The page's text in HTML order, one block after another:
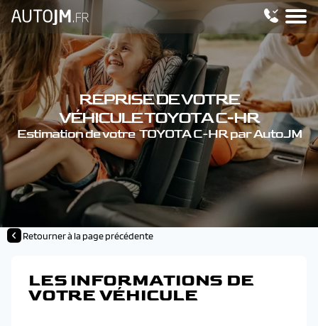
REPRISE DE VOTRE
VÉHICULE TOYOTA C-HR
Estimation de votre TOYOTA C-HR par AutoJM
Retourner à la page précédente
LES INFORMATIONS DE
VOTRE VÉHICULE